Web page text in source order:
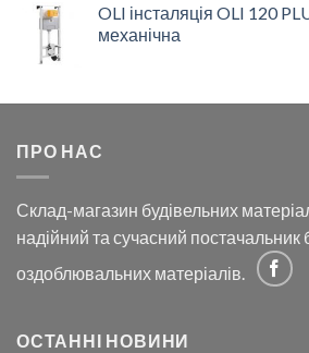
OLI інсталяція OLI 120
механічна
ПРО НАС
Склад-магазин будівельних
надійний та сучасний постачальник
оздоблювальних матеріалів.
ОСТАННІ НОВИНИ